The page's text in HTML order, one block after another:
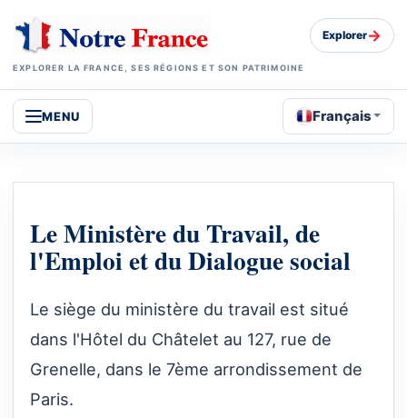
EXPLORER LA FRANCE, SES RÉGIONS ET SON PATRIMOINE
Explorer→
MENU Français
Le Ministère du Travail, de
l'Emploi et du Dialogue social
Le siège du ministère du travail est situé
dans l'Hôtel du Châtelet au 127, rue de
Grenelle, dans le 7ème arrondissement de
Paris.